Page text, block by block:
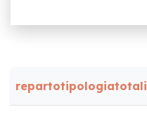
repartotipologiatotali